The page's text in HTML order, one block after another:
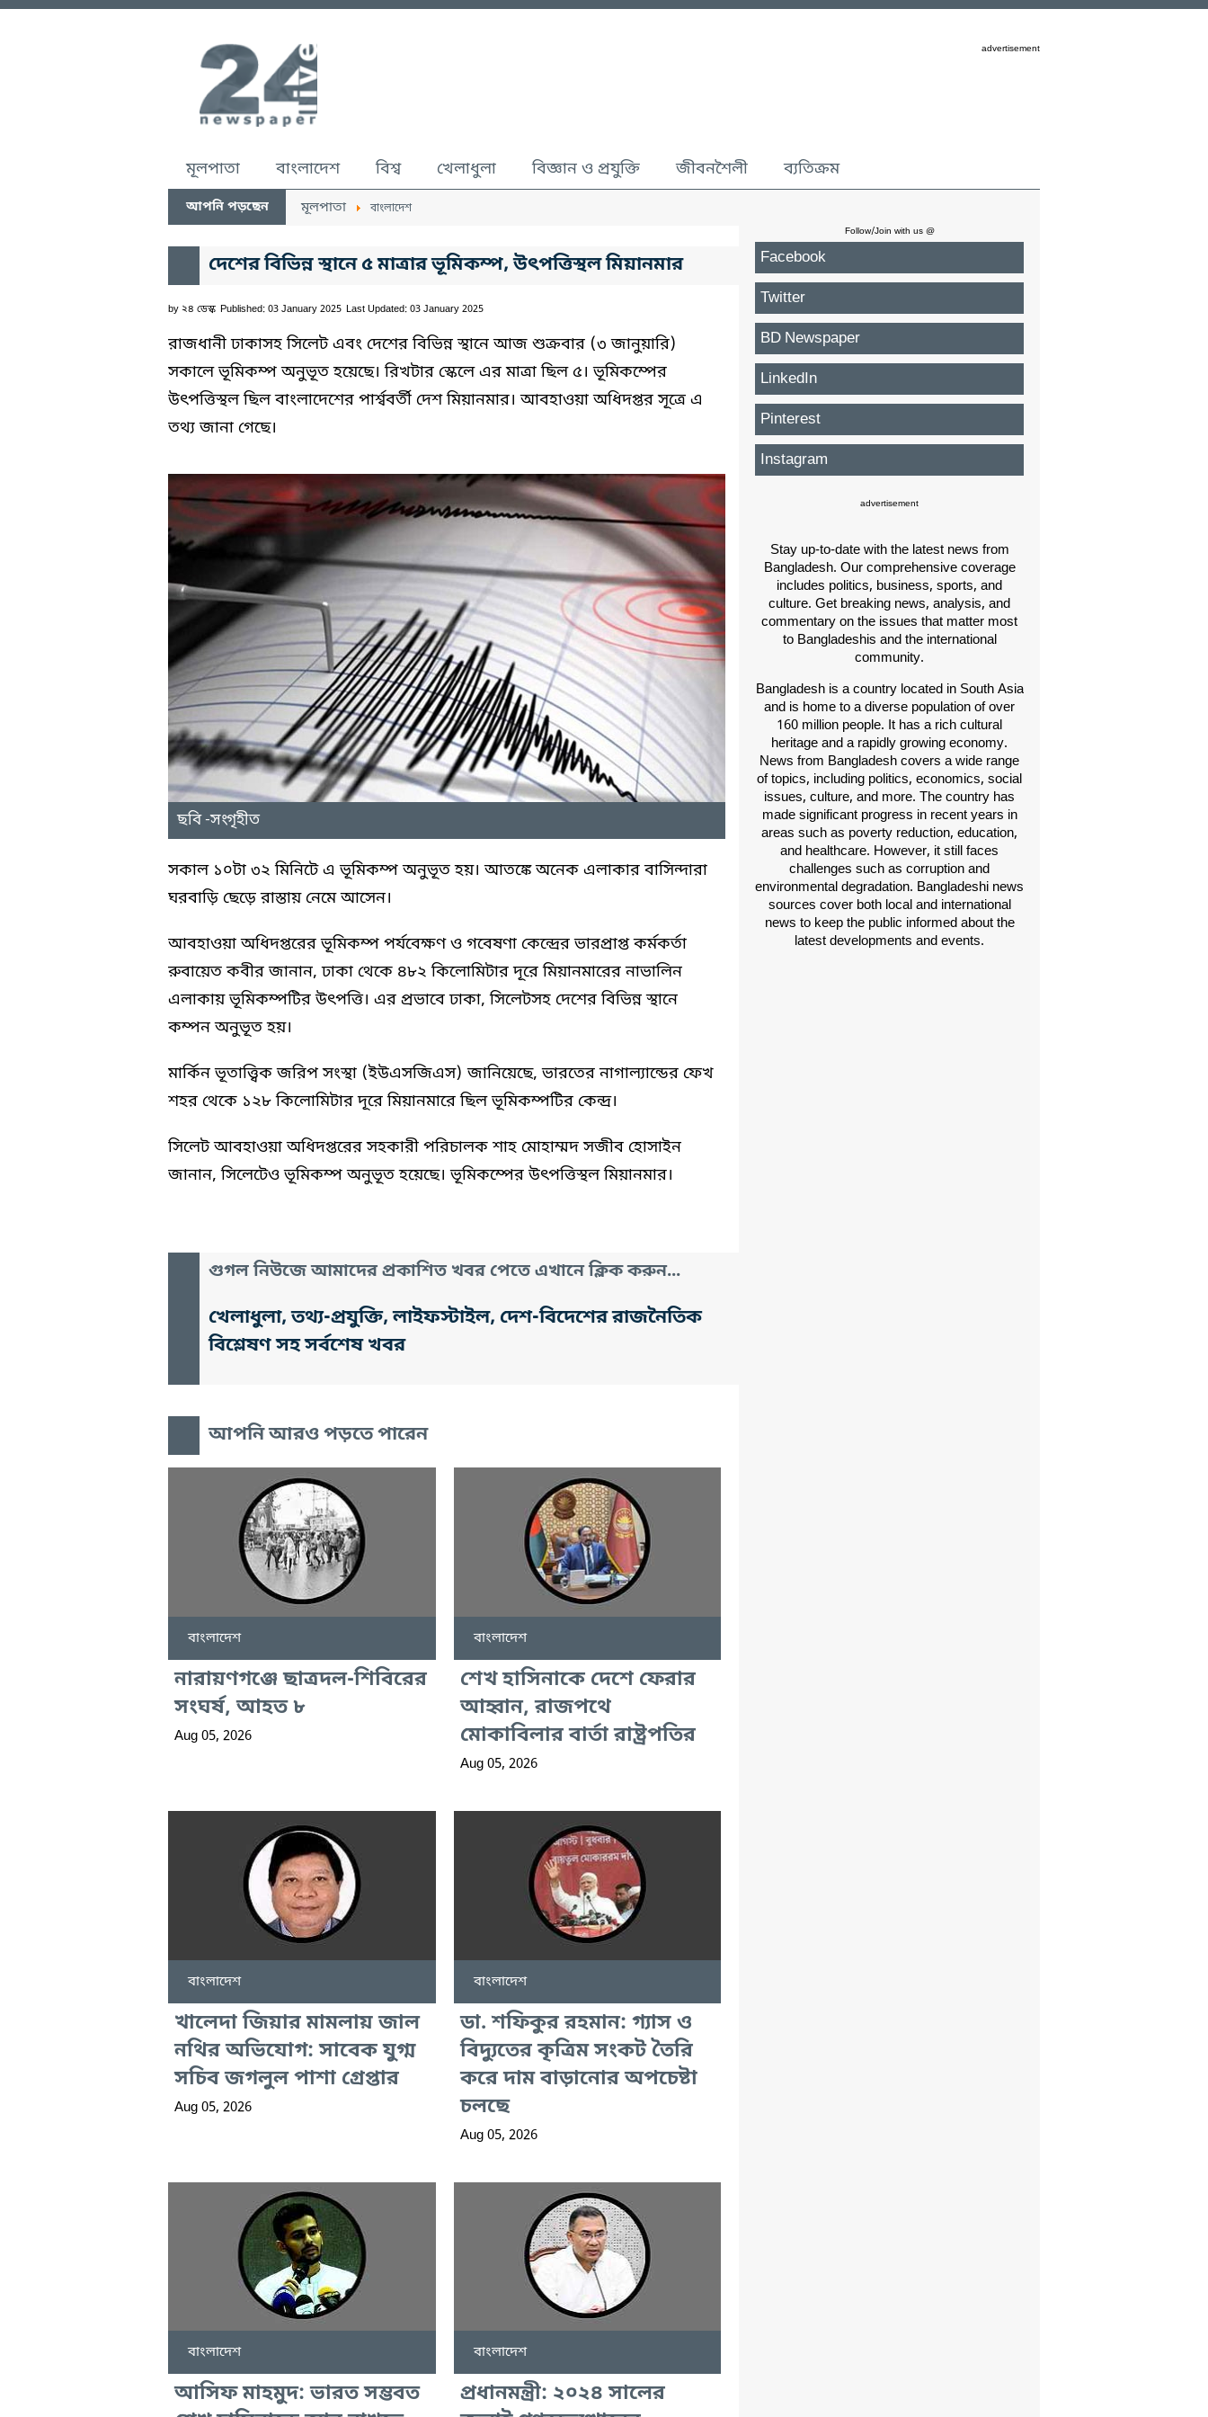
advertisement
মূলপাতা বাংলাদেশ বিশ্ব খেলাধুলা বিজ্ঞান ও প্রযুক্তি জীবনশৈলী ব্যতিক্রম
আপনি পড়ছেন মূলপাতা বাংলাদেশ
দেশের বিভিন্ন স্থানে ৫ মাত্রার ভূমিকম্প, উৎপত্তিস্থল মিয়ানমার
by ২৪ ডেস্ক Published: 03 January 2025 Last Updated: 03 January 2025
রাজধানী ঢাকাসহ সিলেট এবং দেশের বিভিন্ন স্থানে আজ শুক্রবার (৩ জানুয়ারি)
সকালে ভূমিকম্প অনুভূত হয়েছে। রিখটার স্কেলে এর মাত্রা ছিল ৫। ভূমিকম্পের
উৎপত্তিস্থল ছিল বাংলাদেশের পার্শ্ববর্তী দেশ মিয়ানমার। আবহাওয়া অধিদপ্তর সূত্রে এ
তথ্য জানা গেছে।
ছবি -সংগৃহীত
সকাল ১০টা ৩২ মিনিটে এ ভূমিকম্প অনুভূত হয়। আতঙ্কে অনেক এলাকার বাসিন্দারা
ঘরবাড়ি ছেড়ে রাস্তায় নেমে আসেন।
আবহাওয়া অধিদপ্তরের ভূমিকম্প পর্যবেক্ষণ ও গবেষণা কেন্দ্রের ভারপ্রাপ্ত কর্মকর্তা
রুবায়েত কবীর জানান, ঢাকা থেকে ৪৮২ কিলোমিটার দূরে মিয়ানমারের নাভালিন
এলাকায় ভূমিকম্পটির উৎপত্তি। এর প্রভাবে ঢাকা, সিলেটসহ দেশের বিভিন্ন স্থানে
কম্পন অনুভূত হয়।
মার্কিন ভূতাত্ত্বিক জরিপ সংস্থা (ইউএসজিএস) জানিয়েছে, ভারতের নাগাল্যান্ডের ফেখ
শহর থেকে ১২৮ কিলোমিটার দূরে মিয়ানমারে ছিল ভূমিকম্পটির কেন্দ্র।
সিলেট আবহাওয়া অধিদপ্তরের সহকারী পরিচালক শাহ মোহাম্মদ সজীব হোসাইন
জানান, সিলেটেও ভূমিকম্প অনুভূত হয়েছে। ভূমিকম্পের উৎপত্তিস্থল মিয়ানমার।
গুগল নিউজে আমাদের প্রকাশিত খবর পেতে এখানে ক্লিক করুন...
খেলাধুলা, তথ্য-প্রযুক্তি, লাইফস্টাইল, দেশ-বিদেশের রাজনৈতিক
বিশ্লেষণ সহ সর্বশেষ খবর
আপনি আরও পড়তে পারেন
বাংলাদেশ
নারায়ণগঞ্জে ছাত্রদল-শিবিরের
সংঘর্ষ, আহত ৮
Aug 05, 2026
বাংলাদেশ
শেখ হাসিনাকে দেশে ফেরার
আহ্বান, রাজপথে
মোকাবিলার বার্তা রাষ্ট্রপতির
Aug 05, 2026
বাংলাদেশ
খালেদা জিয়ার মামলায় জাল
নথির অভিযোগ: সাবেক যুগ্ম
সচিব জগলুল পাশা গ্রেপ্তার
Aug 05, 2026
বাংলাদেশ
ডা. শফিকুর রহমান: গ্যাস ও
বিদ্যুতের কৃত্রিম সংকট তৈরি
করে দাম বাড়ানোর অপচেষ্টা
চলছে
Aug 05, 2026
বাংলাদেশ
আসিফ মাহমুদ: ভারত সম্ভবত
বাংলাদেশ
প্রধানমন্ত্রী: ২০২৪ সালের
Follow/Join with us @
Facebook
Twitter
BD Newspaper
LinkedIn
Pinterest
Instagram
advertisement
Stay up-to-date with the latest news from
Bangladesh. Our comprehensive coverage
includes politics, business, sports, and
culture. Get breaking news, analysis, and
commentary on the issues that matter most
to Bangladeshis and the international
community.
Bangladesh is a country located in South Asia
and is home to a diverse population of over
160 million people. It has a rich cultural
heritage and a rapidly growing economy.
News from Bangladesh covers a wide range
of topics, including politics, economics, social
issues, culture, and more. The country has
made significant progress in recent years in
areas such as poverty reduction, education,
and healthcare. However, it still faces
challenges such as corruption and
environmental degradation. Bangladeshi news
sources cover both local and international
news to keep the public informed about the
latest developments and events.